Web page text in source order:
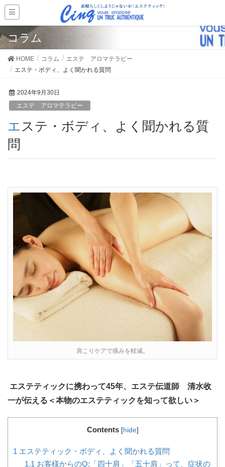
コラム
HOME コラム
エステ アロマテラピー
エステ・ボディ、よく聞かれる質問
2024年9月30日
エステ アロマテラピー
エステ・ボディ、よく聞かれる質
問
肩こりケアで痛みを軽減。
エステティックに携わって45年、エステ伝道師 清水收
一が伝える＜本物のエステティックを知って欲しい＞
Contents [hide]
1 エステティック・ボディ、よく聞かれる質問
1.1 お客様からのQ:「四十肩」「五十肩」って、症状の